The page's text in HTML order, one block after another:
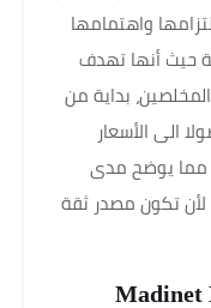
واهتمامها
حيث أنها تهدف
بداية من
الى الأسعار
مما يوضح مدى
لأن تكون مصدر ثقة